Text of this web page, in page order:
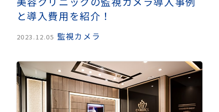
と導入費用を紹介！
2023.12.05 監視カメラ